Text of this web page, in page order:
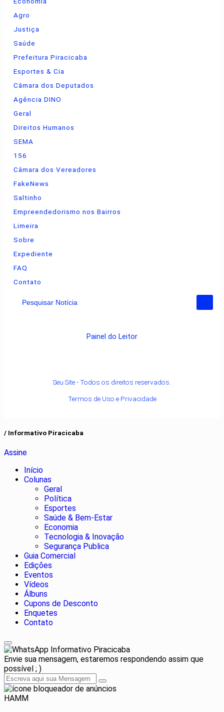
Agro
Justiça
Saúde
Prefeitura Piracicaba
Esportes & Cia
Câmara dos Deputados
Agência DINO
Geral
Direitos Humanos
SEMA
156
Câmara dos Vereadores
FakeNews
Saltinho
Empreendedorismo nos Bairros
Limeira
Sobre
Expediente
FAQ
Contato
Pesquisar Notícia
Painel do Leitor
Seu Site - Todos os direitos reservados.
Termos de Uso e Privacidade
/ Informativo Piracicaba
Assine
Início
Colunas
Geral
Política
Esportes
Saúde & Bem-Estar
Economia
Tecnologia & Inovação
Segurança Publica
Guia Comercial
Edições
Eventos
Vídeos
Álbuns
Cupons de Desconto
Enquetes
Contato
Informativo Piracicaba
Envie sua mensagem, estaremos respondendo assim que
possível ; )
HAMM